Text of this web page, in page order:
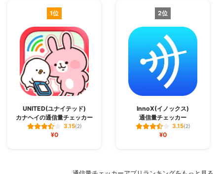
1位
UNITED(ユナイテッド)
カナヘイの通信量チェッカ‪ー‬
3.15(2)
¥0
2位
InnoX(イノックス)
通信量チェッカー
3.15(2)
¥0